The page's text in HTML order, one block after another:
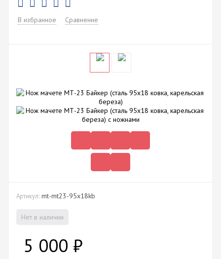
В избранное Сравнение
Артикул: mt-mt23-95x18kb
Нет в наличии
5 000 ₽